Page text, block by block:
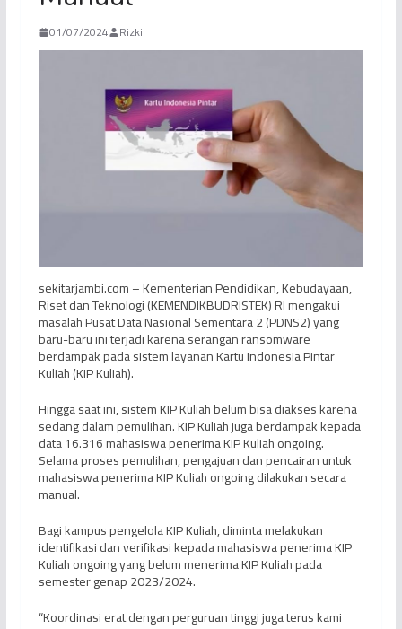
01/07/2024 Rizki
sekitarjambi.com – Kementerian Pendidikan, Kebudayaan,
Riset dan Teknologi (KEMENDIKBUDRISTEK) RI mengakui
masalah Pusat Data Nasional Sementara 2 (PDNS2) yang
baru-baru ini terjadi karena serangan ransomware
berdampak pada sistem layanan Kartu Indonesia Pintar
Kuliah (KIP Kuliah).
Hingga saat ini, sistem KIP Kuliah belum bisa diakses karena
sedang dalam pemulihan. KIP Kuliah juga berdampak kepada
data 16.316 mahasiswa penerima KIP Kuliah ongoing.
Selama proses pemulihan, pengajuan dan pencairan untuk
mahasiswa penerima KIP Kuliah ongoing dilakukan secara
manual.
Bagi kampus pengelola KIP Kuliah, diminta melakukan
identifikasi dan verifikasi kepada mahasiswa penerima KIP
Kuliah ongoing yang belum menerima KIP Kuliah pada
semester genap 2023/2024.
“Koordinasi erat dengan perguruan tinggi juga terus kami